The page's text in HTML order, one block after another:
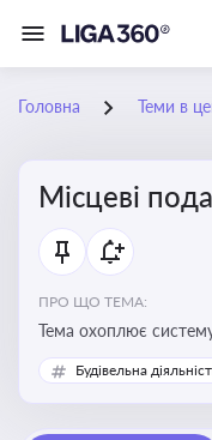
Головна Теми в
Місцеві
ПРО ЩО ТЕМА:
Тема охоплює
Україні, включаючи
Будівельна